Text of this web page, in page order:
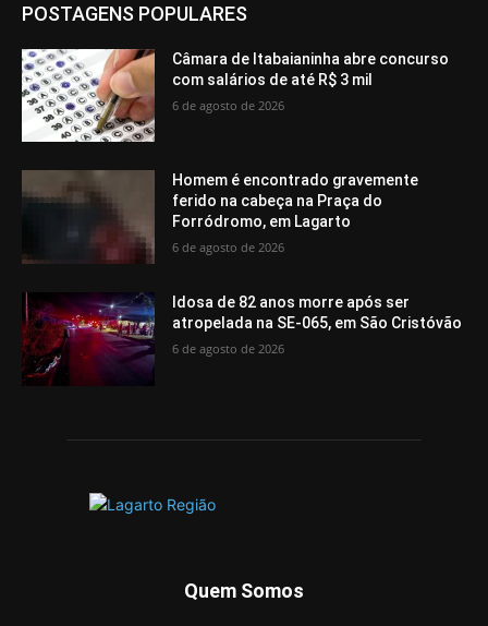
POSTAGENS POPULARES
Câmara de Itabaianinha abre concurso
com salários de até R$ 3 mil
6 de agosto de 2026
Homem é encontrado gravemente
ferido na cabeça na Praça do
Forródromo, em Lagarto
6 de agosto de 2026
Idosa de 82 anos morre após ser
atropelada na SE-065, em São Cristóvão
6 de agosto de 2026
Quem Somos